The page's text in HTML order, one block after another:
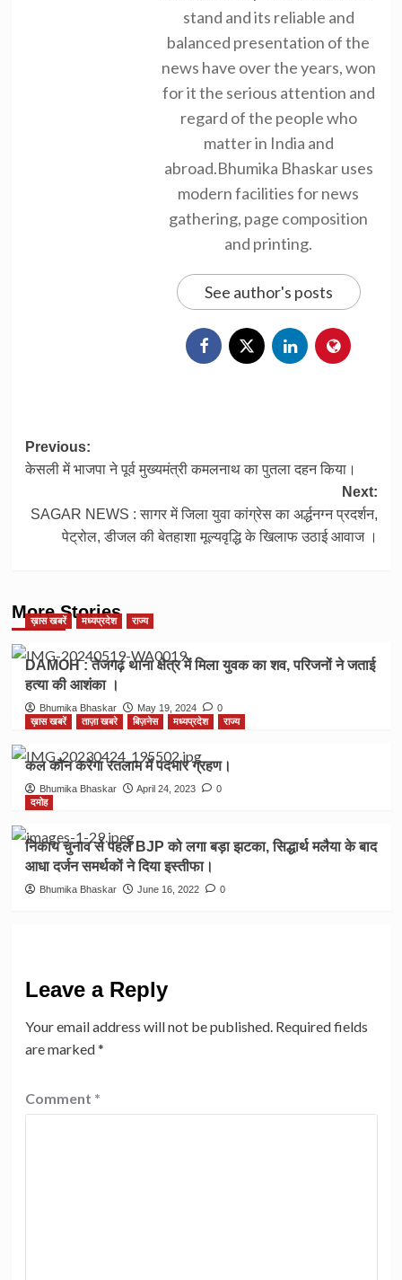
stand and its reliable and
balanced presentation of the
news have over the years, won
for it the serious attention and
regard of the people who
matter in India and
abroad.Bhumika Bhaskar uses
modern facilities for news
gathering, page composition
and printing.
See author's posts
Post
navigation
Previous:
केसली में भाजपा ने पूर्व मुख्यमंत्री कमलनाथ का पुतला दहन किया।
Next:
SAGAR NEWS : सागर में जिला युवा कांग्रेस का अर्द्धनग्न प्रदर्शन,
पेट्रोल, डीजल की बेतहाशा मूल्यवृद्धि के खिलाफ उठाई आवाज ।
More Stories
ख़ास खबरें मध्यप्रदेश राज्य
DAMOH : तेजगढ़ थाना क्षेत्र में मिला युवक का शव, परिजनों ने जताई
हत्या की आशंका ।
Bhumika Bhaskar May 19, 2024
0
ख़ास खबरें
ताज़ा खबरे बिज़नेस मध्यप्रदेश राज्य
कल कौन करेगा रतलाम में पदभार ग्रहण।
Bhumika Bhaskar April 24, 2023
0
दमोह
निकाय चुनाव से पहले BJP को लगा बड़ा झटका, सिद्धार्थ मलैया के बाद
आधा दर्जन समर्थकों ने दिया इस्तीफा।
Bhumika Bhaskar June 16, 2022 0
Leave a Reply
Your email address will not be published. Required fields
are marked*
Comment *